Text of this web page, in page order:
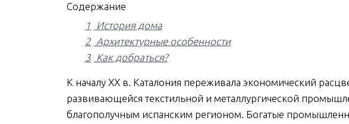
Содержание
1
История дома
2 Архитектурные особенности
3 Как добраться?
К началу XX в. Каталония переживала экономический
развивающейся текстильной и металлургической
благополучным испанским регионом. Богатые